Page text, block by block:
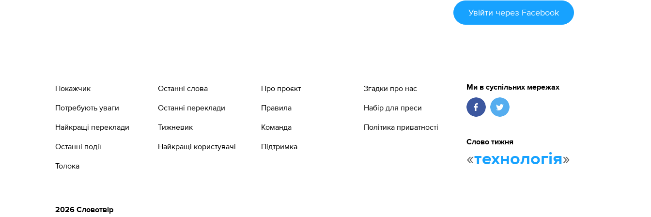
Увійти через Facebook
Покажчик
Потребують уваги
Найкращі переклади
Останні події
Толока
Останні слова
Останні переклади
Тижневик
Найкращі користувачі
Про проєкт
Правила
Команда
Підтримка
Згадки про нас
Набір для преси
Політика приватності
Ми в суспільних мережах
Слово тижня
«технологія»
2026 Словотвір